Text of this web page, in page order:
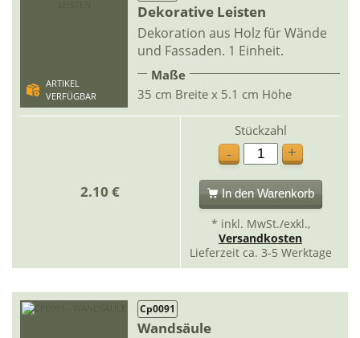
ARTIKEL
VERFÜGBAR
Dekorative Leisten
Dekoration aus Holz für Wände
und Fassaden. 1 Einheit.
Maße
35 cm Breite x 5.1 cm Höhe
2.10 €
Stückzahl
-
+
In den Warenkorb
* inkl. MwSt./exkl.,
Versandkosten
Lieferzeit ca. 3-5 Werktage
Cp0091
Wandsäule